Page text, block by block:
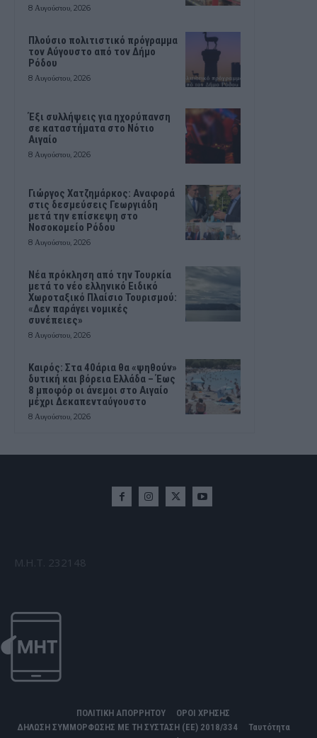
8 Αυγούστου, 2026
Πλούσιο πολιτιστικό πρόγραμμα
τον Αύγουστο από τον Δήμο
Ρόδου
8 Αυγούστου, 2026
Έξι συλλήψεις για ηχορύπανση
σε καταστήματα στο Νότιο
Αιγαίο
8 Αυγούστου, 2026
Γιώργος Χατζημάρκος: Αναφορά
στις δεσμεύσεις Γεωργιάδη
μετά την επίσκεψη στο
Νοσοκομείο Ρόδου
8 Αυγούστου, 2026
Νέα πρόκληση από την Τουρκία
μετά το νέο ελληνικό Ειδικό
Χωροταξικό Πλαίσιο Τουρισμού:
«Δεν παράγει νομικές
συνέπειες»
8 Αυγούστου, 2026
Καιρός: Στα 40άρια θα «ψηθούν»
δυτική και βόρεια Ελλάδα – Έως
8 μποφόρ οι άνεμοι στο Αιγαίο
μέχρι Δεκαπενταύγουστο
8 Αυγούστου, 2026
Μ.Η.Τ. 232148
ΠΟΛΙΤΙΚΗ ΑΠΟΡΡΗΤΟΥ
ΟΡΟΙ ΧΡΗΣΗΣ
ΔΗΛΩΣΗ ΣΥΜΜΟΡΦΩΣΗΣ ΜΕ ΤΗ ΣΥΣΤΑΣΗ (ΕΕ) 2018/334
Ταυτότητα